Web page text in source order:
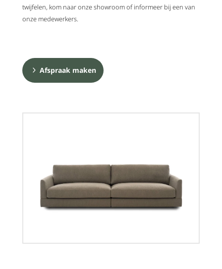
twijfelen, kom naar onze showroom of informeer bij een van
onze medewerkers.
Afspraak maken